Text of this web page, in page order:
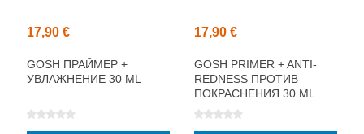
17,90 €
GOSH ПРАЙМЕР +
УВЛАЖНЕНИЕ 30 ML
17,90 €
GOSH PRIMER + ANTI-
REDNESS ПРОТИВ
ПОКРАСНЕНИЯ 30 ML